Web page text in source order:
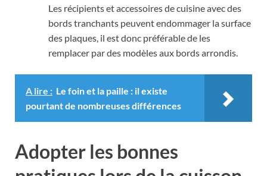
Les récipients et accessoires de cuisine avec des
bords tranchants peuvent endommager la surface
des plaques, il est donc préférable de les
remplacer par des modèles aux bords arrondis.
A lire : Le foin et la paille : il existe
pourtant de nombreuses différences
Adopter les bonnes